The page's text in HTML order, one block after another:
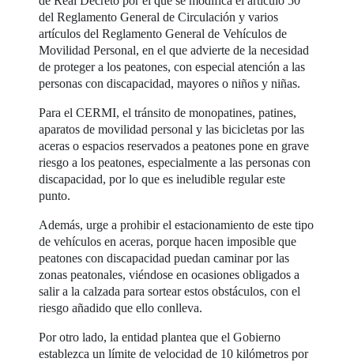
del Reglamento General de Circulación y varios
artículos del Reglamento General de Vehículos de
Movilidad Personal, en el que advierte de la necesidad
de proteger a los peatones, con especial atención a las
personas con discapacidad, mayores o niños y niñas.
Para el CERMI, el tránsito de monopatines, patines,
aparatos de movilidad personal y las bicicletas por las
aceras o espacios reservados a peatones pone en grave
riesgo a los peatones, especialmente a las personas con
discapacidad, por lo que es ineludible regular este
punto.
Además, urge a prohibir el estacionamiento de este tipo
de vehículos en aceras, porque hacen imposible que
peatones con discapacidad puedan caminar por las
zonas peatonales, viéndose en ocasiones obligados a
salir a la calzada para sortear estos obstáculos, con el
riesgo añadido que ello conlleva.
Por otro lado, la entidad plantea que el Gobierno
establezca un límite de velocidad de 10 kilómetros por